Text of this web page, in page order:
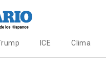
ICE Clima